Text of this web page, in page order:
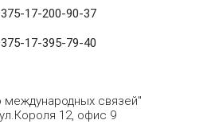
375-17-200-90-37
375-17-395-79-40
международных связей"
12, офис 9